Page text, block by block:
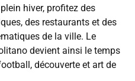
hiver, profitez des
des restaurants et des
de la ville. Le
devient ainsi le temps
découverte et art de